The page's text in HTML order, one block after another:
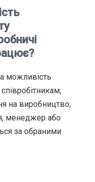
можливість
на виробництво,
менеджер або
за обраними